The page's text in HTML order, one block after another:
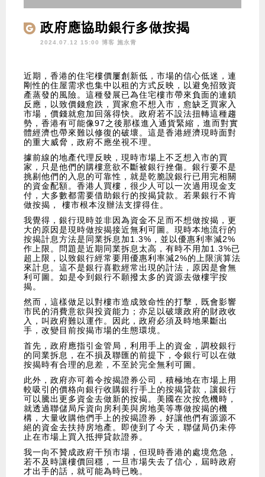
政府應協助銀行多做按揭
2024.07.12 15:00 博客 施永青
近期，香港的住宅樓價屢創新低，市場的信心低迷，連
剛性的住屋需求也集中以租的方式反映，以避免招致資
產蒸發的風險。這種發展已為住宅樓市帶來負面的連鎖
反應，以致價錢愈跌，買家愈不想入市，愈缺乏買家入
市場，價錢就愈加回落得快。政府若不設法扭轉這種趨
勢，香港有可能像97之後那樣進入通貨緊縮，進而對實
體經濟也帶來難以修復的破壞。這是香港經濟現時面對
的重大威脅，政府不應坐視不理。
據前線的地產代理反映，現時市場上不乏想入市的買
家，只是他們的購樓意欲不斷被銀行挫傷。銀行要不是
挑剔他們的入息的可靠性，就是乾脆說銀行已用完相關
的資金配額。香港人買樓，很少人可以一次過用現金支
付，大多數都需要借助銀行的按揭貸款。若果銀行不肯
做按揭， 樓市根本沒辦法支撐得住。
我覺得，銀行現時並非因為資金不足而不想做按揭，更
大的原因是現時做按揭接近無利可圖。現時本地流行的
按揭計息方法是同業拆息加1.3%，並以優惠利率減2%
作上限。問題是近期同業拆息太高，有時不用加1.3%已
超上限，以致銀行經常要用優惠利率減2%的上限演算法
來計息。這不是銀行喜歡經常出現的計法，原因是會無
利可圖。如是令到銀行不願撥太多的資源去做樓宇按
揭。
然而，這樣做足以對樓市造成致命性的打擊，既會影響
市民的消費意欲與投資能力；亦足以破壞政府的財政收
入，叫政府難以運作。因此，政府必須及時地果斷出
手，改變目前按揭市場的生態環境。
首先，政府應指引金管局，利用手上的資金，調校銀行
的同業拆息，在不損及聯匯的前提下，令銀行可以在做
按揭時有合理的息差，不至於完全無利可圖。
此外，政府亦可着令按揭證券公司，積極地在市場上用
較吸引的價格向銀行收購銀行手上的按揭貸款，讓銀行
可以騰出更多資金去做新的按揭。美國在次按危機時，
就透過聯儲局斥資向房利美與房地美等專做按揭的機
構，大量收購他們手上的按揭證券，好讓他們有源源不
絕的資金去扶持房地產。即使到了今天，聯儲局仍未停
止在市場上買入抵押貸款證券。
我一向不贊成政府干預市場，但現時香港的處境危急，
若不及時讓樓價回穩，一旦市場失去了信心，屆時政府
才出手的話，就可能為時已晚。